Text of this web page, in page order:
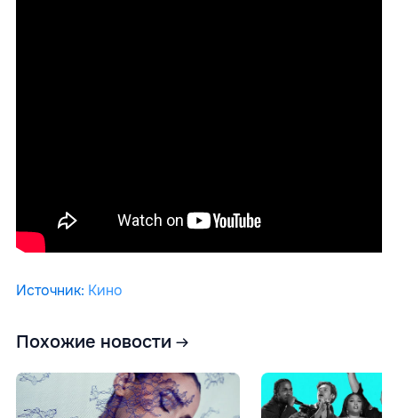
Источник: Кино
Похожие новости